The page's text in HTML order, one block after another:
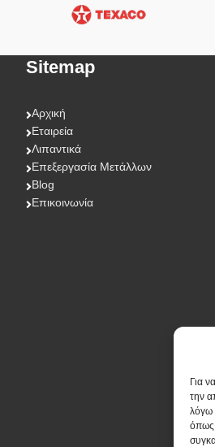
Για
την
λόγω
όπως
Sitemap
Αρχική
Εταιρεία
Λιπαντικά
Επεξεργασία Μετάλλων
Blog
Επικοινωνία